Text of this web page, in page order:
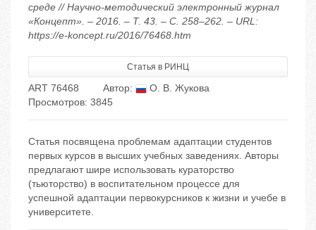
среде // Научно-методический электронный журнал
«Концепт». – 2016. – Т. 43. – С. 258–262. – URL:
https://e-koncept.ru/2016/76468.htm
Статья в РИНЦ
ART 76468 Автор:
О. В. Жукова
Просмотров: 3845
Статья посвящена проблемам адаптации студентов
первых курсов в высших учебных заведениях. Авторы
предлагают шире использовать кураторство
(тьюторство) в воспитательном процессе для
успешной адаптации первокурсников к жизни и учебе в
университете.